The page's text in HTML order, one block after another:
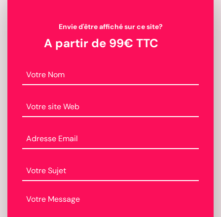
Envie d'être affiché sur ce site?
A partir de 99€ TTC